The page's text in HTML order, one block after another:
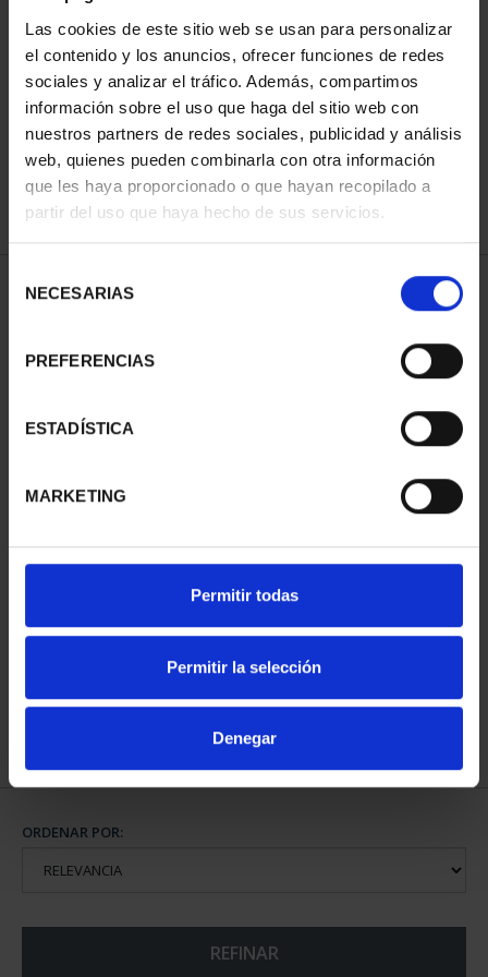
Las cookies de este sitio web se usan para personalizar
el contenido y los anuncios, ofrecer funciones de redes
sociales y analizar el tráfico. Además, compartimos
información sobre el uso que haga del sitio web con
nuestros partners de redes sociales, publicidad y análisis
web, quienes pueden combinarla con otra información
que les haya proporcionado o que hayan recopilado a
partir del uso que haya hecho de sus servicios.
NECESARIAS
PREFERENCIAS
ESTADÍSTICA
MARKETING
Permitir todas
Permitir la selección
Denegar
ORDENAR POR:
REFINAR
2 Productos encontrados
NACIONAL II - PALACIO
REAL DE...
- ALCALÁ DE HENARES
73,00 €
ORDENAR POR:
REFINAR